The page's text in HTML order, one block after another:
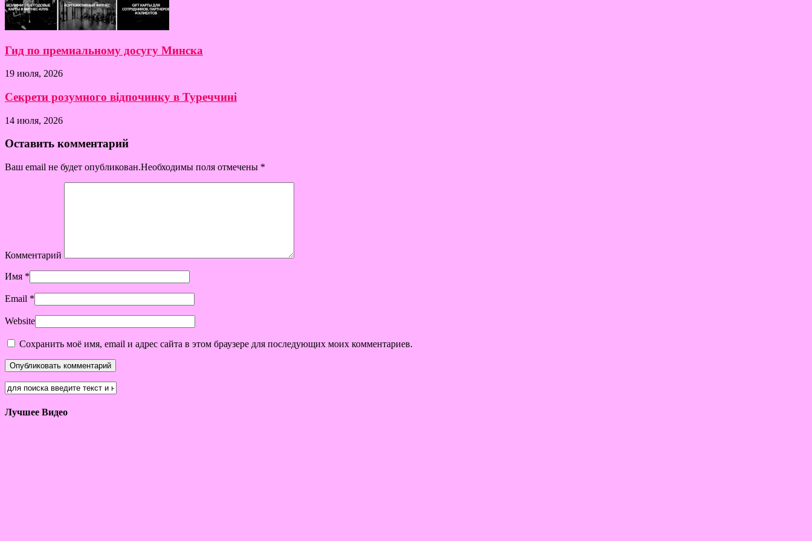
Гид по премиальному досугу Минска
19 июля, 2026
Секрети розумного відпочинку в Туреччині
14 июля, 2026
Оставить комментарий
Ваш email не будет опубликован.Необходимы поля отмечены *
Комментарий
Имя *
Email *
Website
Сохранить моё имя, email и адрес сайта в этом браузере для последующих моих комментариев.
Лучшее Видео